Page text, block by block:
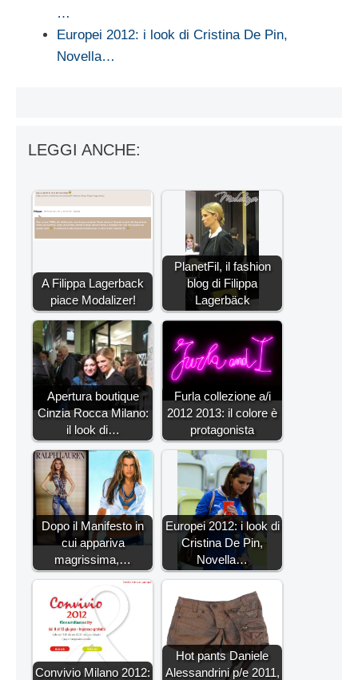
…
Europei 2012: i look di Cristina De Pin,
Novella…
LEGGI ANCHE:
A Filippa Lagerback
piace Modalizer!
PlanetFil, il fashion
blog di Filippa
Lagerbäck
Apertura boutique
Cinzia Rocca Milano:
il look di…
Furla collezione a/i
2012 2013: il colore è
protagonista
Dopo il Manifesto in
cui appariva
magrissima,…
Europei 2012: i look di
Cristina De Pin,
Novella…
Convivio Milano 2012:
Hot pants Daniele
Alessandrini p/e 2011,